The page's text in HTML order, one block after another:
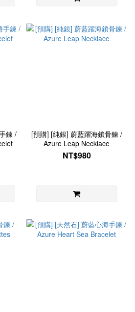
鍊 /
[預購] [純銀] 蔚藍躍海鎖骨鍊 /
Azure Leap Necklace
NT$980